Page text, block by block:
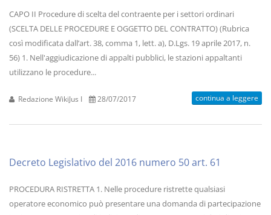
CAPO II Procedure di scelta del contraente per i settori ordinari
(SCELTA DELLE PROCEDURE E OGGETTO DEL CONTRATTO) (Rubrica
così modificata dall’art. 38, comma 1, lett. a), D.Lgs. 19 aprile 2017, n.
56) 1. Nell'aggiudicazione di appalti pubblici, le stazioni appaltanti
utilizzano le procedure...
Redazione WikiJus I 28/07/2017 continua a leggere
Decreto Legislativo del 2016 numero 50 art. 61
PROCEDURA RISTRETTA 1. Nelle procedure ristrette qualsiasi
operatore economico può presentare una domanda di partecipazione